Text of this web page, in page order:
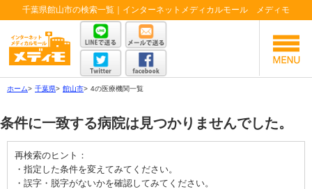
千葉県館山市の検索一覧｜インターネットメディカルモール メディモ
ホーム> 千葉県> 館山市> 4の医療機関一覧
条件に一致する病院は見つかりませんでした。
再検索のヒント：
・指定した条件を変えてみてください。
・誤字・脱字がないかを確認してみてください。